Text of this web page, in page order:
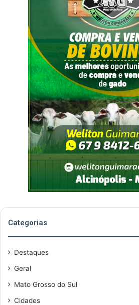
Categorias
Destaques
Geral
Mato Grosso do Sul
Cidades